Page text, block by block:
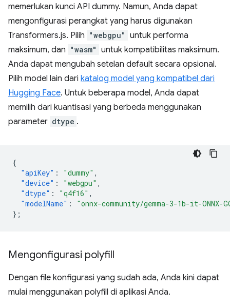
memerlukan kunci API dummy. Namun, Anda dapat
mengonfigurasi perangkat yang harus digunakan
Transformers.js. Pilih "webgpu" untuk performa
maksimum, dan "wasm" untuk kompatibilitas maksimum.
Anda dapat mengubah setelan default secara opsional.
Pilih model lain dari katalog model yang kompatibel dari
Hugging Face. Untuk beberapa model, Anda dapat
memilih dari kuantisasi yang berbeda menggunakan
parameter dtype .
{
"apiKey" : "dummy" ,
"device" : "webgpu" ,
"dtype" : "q4f16" ,
"modelName" :
"onnx-community/gemma-3-1b-it-ONNX-
} ;
Mengonfigurasi polyfill
Dengan file konfigurasi yang sudah ada, Anda kini dapat
mulai menggunakan polyfill di aplikasi Anda.